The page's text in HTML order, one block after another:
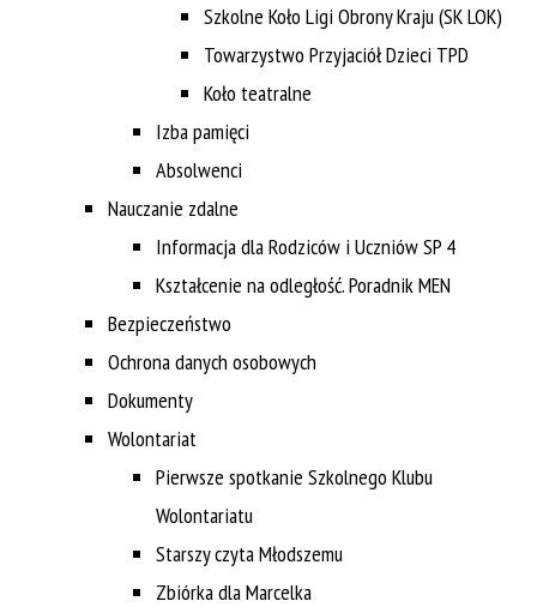
Szkolne Koło Ligi Obrony Kraju (SK LOK)
Towarzystwo Przyjaciół Dzieci TPD
Koło teatralne
Izba pamięci
Absolwenci
Nauczanie zdalne
Informacja dla Rodziców i Uczniów SP 4
Kształcenie na odległość. Poradnik MEN
Bezpieczeństwo
Ochrona danych osobowych
Dokumenty
Wolontariat
Pierwsze spotkanie Szkolnego Klubu
Wolontariatu
Starszy czyta Młodszemu
Zbiórka dla Marcelka